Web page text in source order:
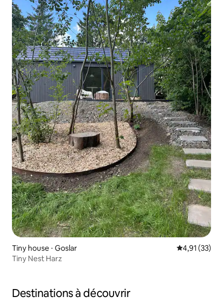
Tiny house ⋅ Goslar Évaluation
4,91 (33)
Tiny Nest Harz
Destinations à découvrir